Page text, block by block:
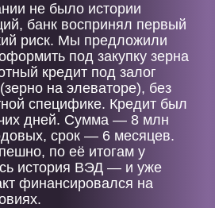
не было истории
банк воспринял первый
риск. Мы предложили
под закупку зерна
кредит под залог
на элеваторе), без
специфике. Кредит был
дней. Сумма — 8 млн
срок — 6 месяцев.
по её итогам у
история ВЭД — и уже
финансировался на